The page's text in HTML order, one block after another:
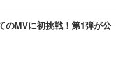
ェア (ホワイト)
ア デスクチェア 肘なし メ
ポート付き 腰サポート ガ
キャスター付き コンパク
FHD】GRAPHT THE S
24” Essential ゲーミン
チ 1ms FHD 量子ドット 残
シーツ 超厚型 お徳用 レギ
限定】
のMVに初挑戦！第1弾が公